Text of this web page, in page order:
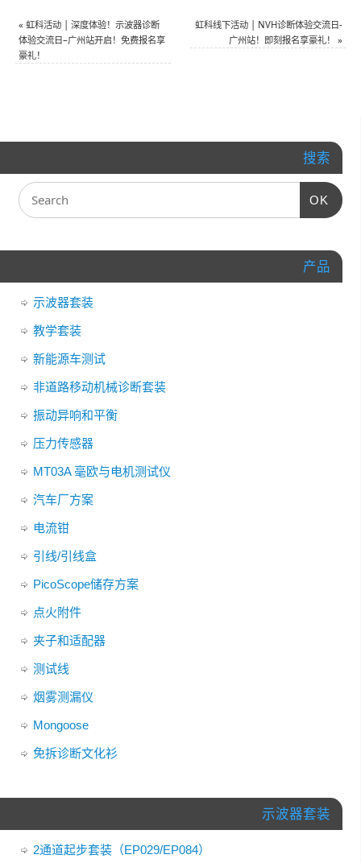
« 虹科活动 | 深度体验！示波器诊断
体验交流日–广州站开启！免费报名享
豪礼！
虹科线下活动 | NVH诊断体验交流日-
广州站！即刻报名享豪礼！»
搜索
OK
产品
示波器套装
教学套装
新能源车测试
非道路移动机械诊断套装
振动异响和平衡
压力传感器
MT03A 毫欧与电机测试仪
汽车厂方案
电流钳
引线/引线盒
PicoScope储存方案
点火附件
夹子和适配器
测试线
烟雾测漏仪
Mongoose
免拆诊断文化衫
示波器套装
2通道起步套装（EP029/EP084）